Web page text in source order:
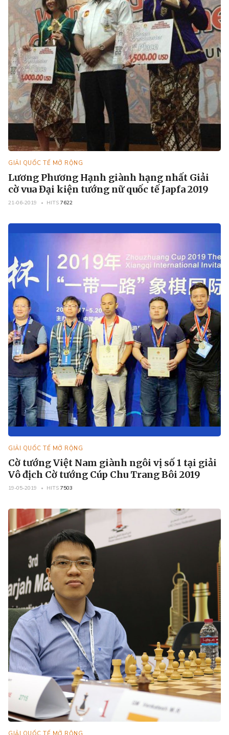
GIẢI QUỐC TẾ MỞ RỘNG
Lương Phương Hạnh giành hạng nhất Giải
cờ vua Đại kiện tướng nữ quốc tế Japfa 2019
21-06-2019 HITS 7622
GIẢI QUỐC TẾ MỞ RỘNG
Cờ tướng Việt Nam giành ngôi vị số 1 tại giải
Vô địch Cờ tướng Cúp Chu Trang Bôi 2019
19-05-2019 HITS 7503